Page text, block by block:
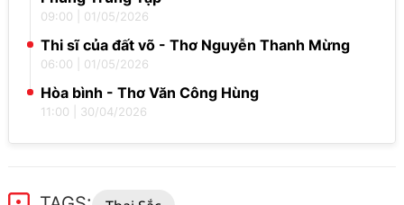
09:00 01/05/2026
Thi sĩ của đất võ - Thơ Nguyễn Thanh Mừng
06:00 01/05/2026
Hòa bình - Thơ Văn Công Hùng
11:00 30/04/2026